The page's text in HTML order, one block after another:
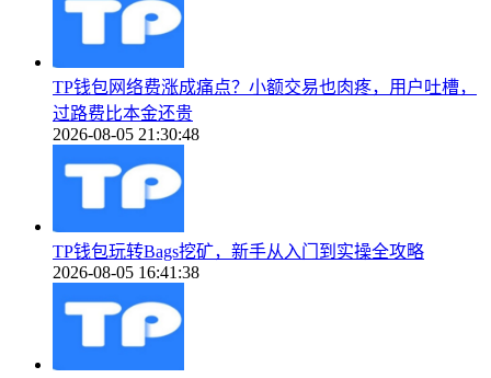
TP钱包网络费涨成痛点？小额交易也肉疼，用户吐槽，
过路费比本金还贵
2026-08-05 21:30:48
TP钱包玩转Bags挖矿，新手从入门到实操全攻略
2026-08-05 16:41:38